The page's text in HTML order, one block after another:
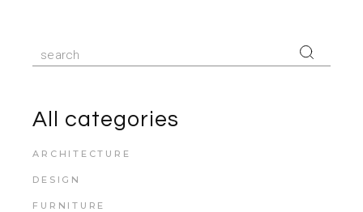
All categories
ARCHITECTURE
DESIGN
FURNITURE